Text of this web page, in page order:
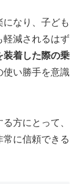
なり、子ども
軽減されるはず
装着した際の乗
使い勝手を意識
方にとって、
に信頼できる